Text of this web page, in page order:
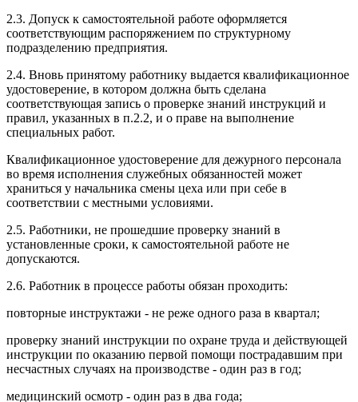
2.3. Допуск к самостоятельной работе оформляется
соответствующим распоряжением по структурному
подразделению предприятия.
2.4. Вновь принятому работнику выдается квалификационное
удостоверение, в котором должна быть сделана
соответствующая запись о проверке знаний инструкций и
правил, указанных в п.2.2, и о праве на выполнение
специальных работ.
Квалификационное удостоверение для дежурного персонала
во время исполнения служебных обязанностей может
храниться у начальника смены цеха или при себе в
соответствии с местными условиями.
2.5. Работники, не прошедшие проверку знаний в
установленные сроки, к самостоятельной работе не
допускаются.
2.6. Работник в процессе работы обязан проходить:
повторные инструктажи - не реже одного раза в квартал;
проверку знаний инструкции по охране труда и действующей
инструкции по оказанию первой помощи пострадавшим при
несчастных случаях на производстве - один раз в год;
медицинский осмотр - один раз в два года;